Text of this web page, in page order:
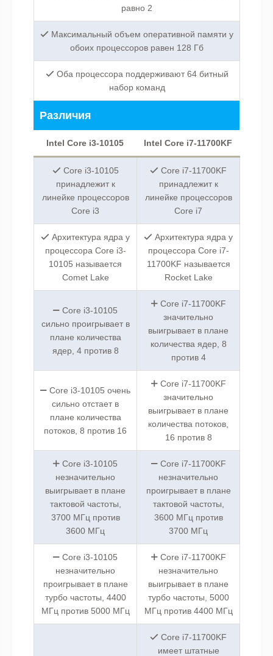
равно 2
Максимальный объем оперативной памяти у
обоих процессоров равен 128 Гб
Оба процессора поддерживают 64 битный
набор команд
Различия
Intel Core i3-10105 Intel Core i7-11700KF
Core i3-10105
принадлежит к
линейке процессоров
Core i3
Core i7-11700KF
принадлежит к
линейке процессоров
Core i7
Архитектура ядра у
процессора Core i3-
10105 называется
Comet Lake
Архитектура ядра у
процессора Core i7-
11700KF называется
Rocket Lake
Core i3-10105
сильно проигрывает в
плане количества
ядер, 4 против 8
Core i7-11700KF
значительно
выигрывает в плане
количества ядер, 8
против 4
Core i3-10105 очень
сильно отстает в
плане количества
потоков, 8 против 16
Core i7-11700KF
значительно
выигрывает в плане
количества потоков,
16 против 8
Core i3-10105
незначительно
выигрывает в плане
тактовой частоты,
3700 МГц против
3600 МГц
Core i7-11700KF
незначительно
проигрывает в плане
тактовой частоты,
3600 МГц против
3700 МГц
Core i3-10105
незначительно
проигрывает в плане
турбо частоты, 4400
МГц против 5000 МГц
Core i7-11700KF
незначительно
выигрывает в плане
турбо частоты, 5000
МГц против 4400 МГц
Core i7-11700KF
имеет штатные